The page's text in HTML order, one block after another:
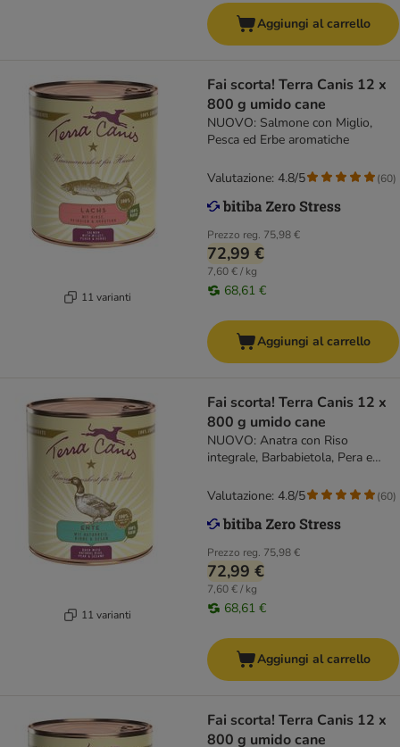
Aggiungi al carrello
11 varianti
Fai scorta! Terra Canis 12 x
800 g umido cane
NUOVO: Salmone con Miglio,
Pesca ed Erbe aromatiche
Prezzo reg. 75,98 €
72,99 €
7,60 € / kg
68,61 €
Valutazione: 4.8/5 (60)
Aggiungi al carrello
11 varianti
Fai scorta! Terra Canis 12 x
800 g umido cane
NUOVO: Anatra con Riso
integrale, Barbabietola, Pera e
Prezzo reg. 75,98 €
72,99 €
7,60 € / kg
68,61 €
Valutazione: 4.8/5 (60)
Aggiungi al carrello
Fai scorta! Terra Canis 12 x
800 g umido cane